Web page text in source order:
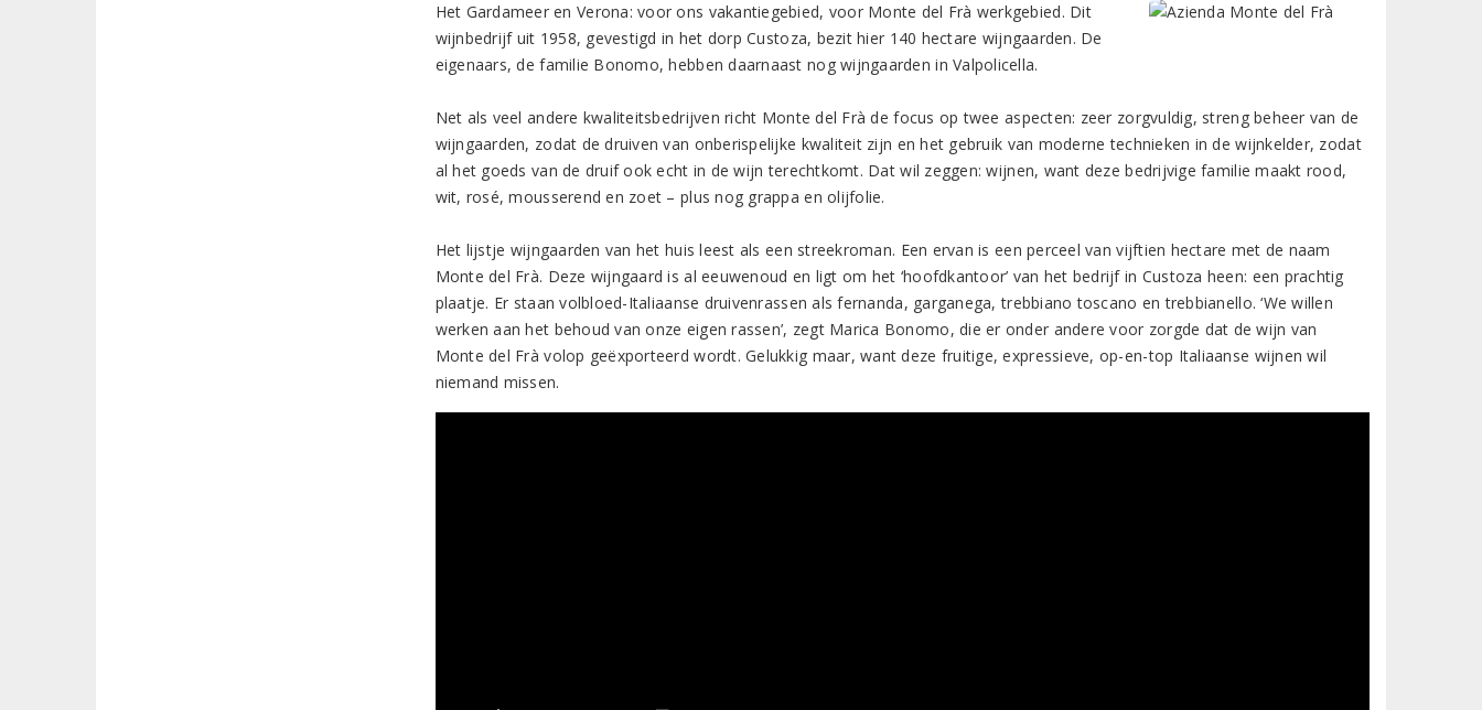
Het Gardameer en Verona: voor ons vakantiegebied, voor Monte del Frà werkgebied. Dit
wijnbedrijf uit 1958, gevestigd in het dorp Custoza, bezit hier 140 hectare wijngaarden. De
eigenaars, de familie Bonomo, hebben daarnaast nog wijngaarden in Valpolicella.
Net als veel andere kwaliteitsbedrijven richt Monte del Frà de focus op twee aspecten: zeer zorgvuldig, streng beheer van de
wijngaarden, zodat de druiven van onberispelijke kwaliteit zijn en het gebruik van moderne technieken in de wijnkelder, zodat
al het goeds van de druif ook echt in de wijn terechtkomt. Dat wil zeggen: wijnen, want deze bedrijvige familie maakt rood,
wit, rosé, mousserend en zoet – plus nog grappa en olijfolie.
Het lijstje wijngaarden van het huis leest als een streekroman. Een ervan is een perceel van vijftien hectare met de naam
Monte del Frà. Deze wijngaard is al eeuwenoud en ligt om het ‘hoofdkantoor’ van het bedrijf in Custoza heen: een prachtig
plaatje. Er staan volbloed-Italiaanse druivenrassen als fernanda, garganega, trebbiano toscano en trebbianello. ‘We willen
werken aan het behoud van onze eigen rassen’, zegt Marica Bonomo, die er onder andere voor zorgde dat de wijn van
Monte del Frà volop geëxporteerd wordt. Gelukkig maar, want deze fruitige, expressieve, op-en-top Italiaanse wijnen wil
niemand missen.